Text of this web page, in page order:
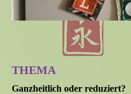
THEMA
Ganzheitlich oder reduziert?